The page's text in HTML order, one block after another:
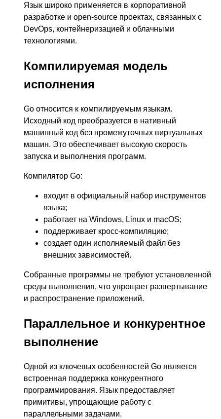
Язык широко применяется в корпоративной
разработке и open-source проектах, связанных с
DevOps, контейнеризацией и облачными
технологиями.
Компилируемая модель
исполнения
Go относится к компилируемым языкам.
Исходный код преобразуется в нативный
машинный код без промежуточных виртуальных
машин. Это обеспечивает высокую скорость
запуска и выполнения программ.
Компилятор Go:
входит в официальный набор инструментов
языка;
работает на Windows, Linux и macOS;
поддерживает кросс-компиляцию;
создает один исполняемый файл без
внешних зависимостей.
Собранные программы не требуют установленной
среды выполнения, что упрощает развертывание
и распространение приложений.
Параллельное и конкурентное
выполнение
Одной из ключевых особенностей Go является
встроенная поддержка конкурентного
программирования. Язык предоставляет
примитивы, упрощающие работу с
параллельными задачами.